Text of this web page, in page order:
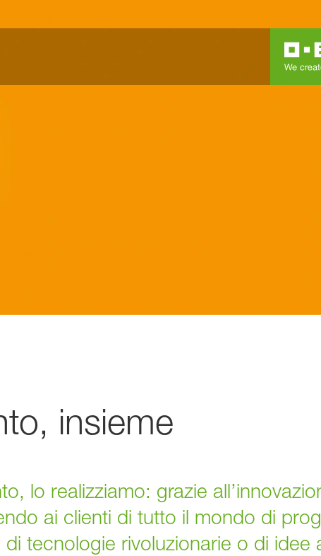
insieme
lo realizziamo: grazie
ai clienti di tutto il mondo di
tecnologie rivoluzionarie o di idee